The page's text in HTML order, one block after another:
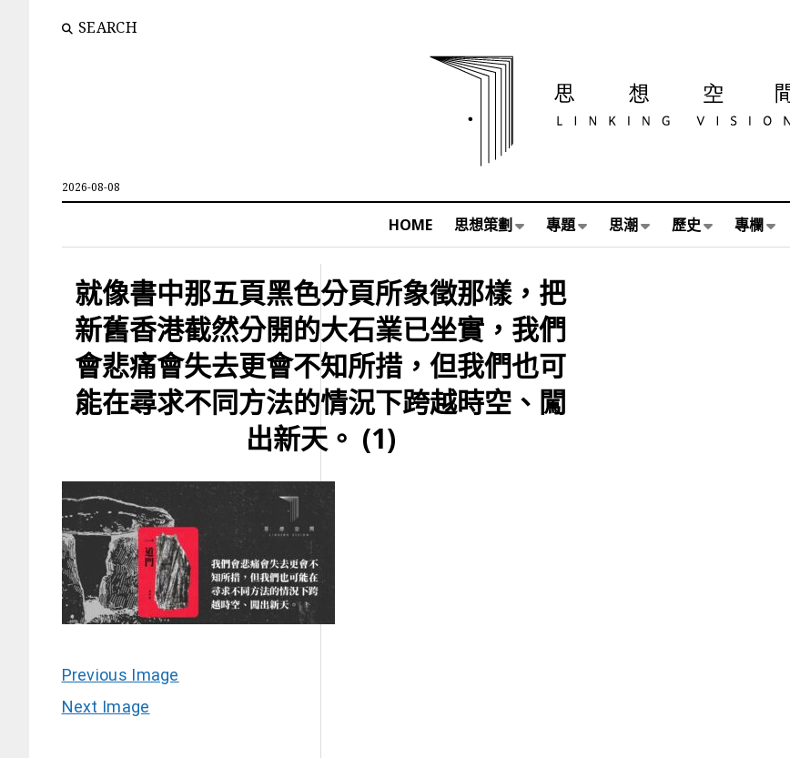
SEARCH
2026-08-08
HOME 思想策劃 專題 思潮 歷史 專欄
就像書中那五頁黑色分頁所象徵那樣，把
新舊香港截然分開的大石業已坐實，我們
會悲痛會失去更會不知所措，但我們也可
能在尋求不同方法的情況下跨越時空、闖
出新天。 (1)
Previous Image
Next Image